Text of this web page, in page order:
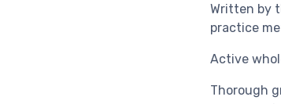
Written by
practice
Active
Thorough